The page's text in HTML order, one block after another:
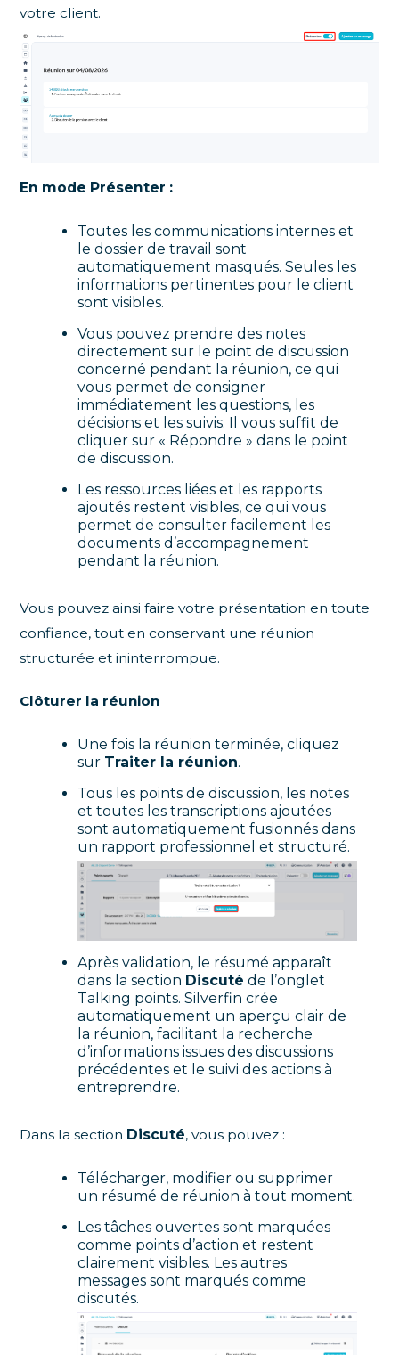
votre client.
En mode Présenter :
Toutes les communications internes et
le dossier de travail sont
automatiquement masqués. Seules les
informations pertinentes pour le client
sont visibles.
Vous pouvez prendre des notes
directement sur le point de discussion
concerné pendant la réunion, ce qui
vous permet de consigner
immédiatement les questions, les
décisions et les suivis. Il vous suffit de
cliquer sur « Répondre » dans le point
de discussion.
Les ressources liées et les rapports
ajoutés restent visibles, ce qui vous
permet de consulter facilement les
documents d’accompagnement
pendant la réunion.
Vous pouvez ainsi faire votre présentation en toute
confiance, tout en conservant une réunion
structurée et ininterrompue.
Clôturer la réunion
Une fois la réunion terminée, cliquez
sur Traiter la réunion.
Tous les points de discussion, les notes
et toutes les transcriptions ajoutées
sont automatiquement fusionnés dans
un rapport professionnel et structuré.
Après validation, le résumé apparaît
dans la section Discuté de l’onglet
Talking points. Silverfin crée
automatiquement un aperçu clair de
la réunion, facilitant la recherche
d’informations issues des discussions
précédentes et le suivi des actions à
entreprendre.
Dans la section Discuté, vous pouvez :
Télécharger, modifier ou supprimer
un résumé de réunion à tout moment.
Les tâches ouvertes sont marquées
comme points d’action et restent
clairement visibles. Les autres
messages sont marqués comme
discutés.